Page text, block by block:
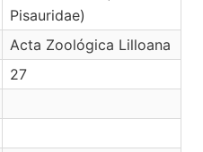
Pisauridae)
Acta Zoológica Lilloana
27